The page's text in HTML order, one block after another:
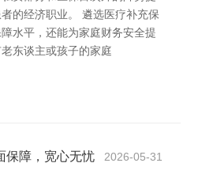
的经济职业。 遴选医疗补充保
水平，还能为家庭财务安全提
东谈主或孩子的家庭
保障，宽心无忧 2026-05-31